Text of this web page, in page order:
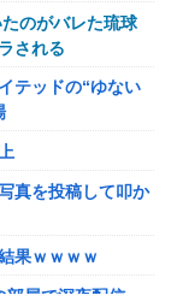
空母機動部隊っ
ス記録を達成！
ラメで遠隔操作し
のがバレた琉球
される
テッドの“ゆない
真を投稿して叩か
果ｗｗｗｗ
部屋で深夜配信→